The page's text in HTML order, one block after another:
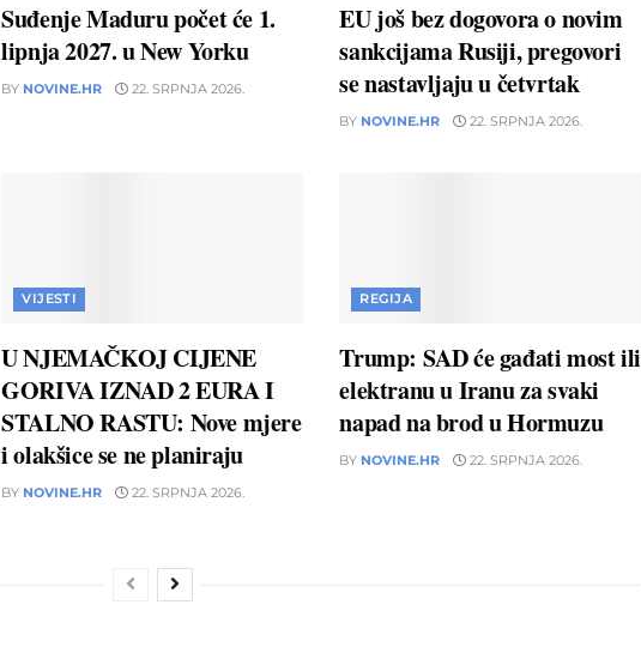
Suđenje Maduru počet će 1.
lipnja 2027. u New Yorku
BY NOVINE.HR 22. SRPNJA 2026.
EU još bez dogovora o novim
sankcijama Rusiji, pregovori
se nastavljaju u četvrtak
BY NOVINE.HR 22. SRPNJA 2026.
VIJESTI
U NJEMAČKOJ CIJENE
GORIVA IZNAD 2 EURA I
STALNO RASTU: Nove mjere
i olakšice se ne planiraju
BY NOVINE.HR 22. SRPNJA 2026.
REGIJA
Trump: SAD će gađati most ili
elektranu u Iranu za svaki
napad na brod u Hormuzu
BY NOVINE.HR 22. SRPNJA 2026.